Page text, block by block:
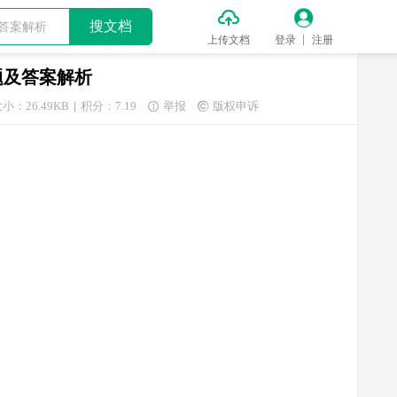
搜文档 
上传文档

登录 注册
答案解析
小：26.49KB 积分：7.19  举报  版权申诉